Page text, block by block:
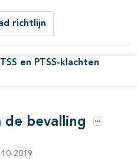
richtlijn
en PTSS-klachten
de bevalling Opties
10-2019